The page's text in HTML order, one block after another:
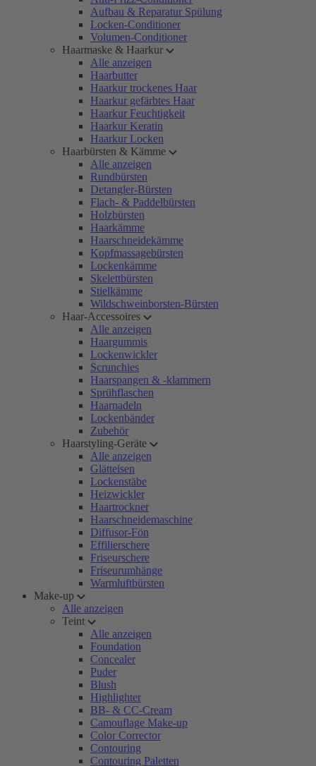
Aufbau & Reparatur Spülung
Locken-Conditioner
Volumen-Conditioner
Haarmaske & Haarkur
Alle anzeigen
Haarbutter
Haarkur trockenes Haar
Haarkur gefärbtes Haar
Haarkur Feuchtigkeit
Haarkur Keratin
Haarkur Locken
Haarbürsten & Kämme
Alle anzeigen
Rundbürsten
Detangler-Bürsten
Flach- & Paddelbürsten
Holzbürsten
Haarkämme
Haarschneidekämme
Kopfmassagebürsten
Lockenkämme
Skelettbürsten
Stielkämme
Wildschweinborsten-Bürsten
Haar-Accessoires
Alle anzeigen
Haargummis
Lockenwickler
Scrunchies
Haarspangen & -klammern
Sprühflaschen
Haarnadeln
Lockenbänder
Zubehör
Haarstyling-Geräte
Alle anzeigen
Glätteisen
Lockenstäbe
Heizwickler
Haartrockner
Haarschneidemaschine
Diffusor-Fön
Effilierschere
Friseurschere
Friseurumhänge
Warmluftbürsten
Make-up
Alle anzeigen
Teint
Alle anzeigen
Foundation
Concealer
Puder
Blush
Highlighter
BB- & CC-Cream
Camouflage Make-up
Color Corrector
Contouring
Contouring Paletten